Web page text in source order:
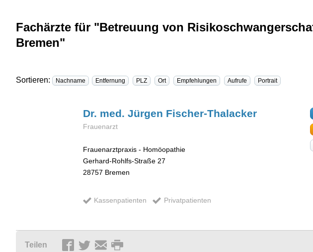
Fachärzte für "Betreuung von
Bremen"
Sortieren: Nachname Entfernung PLZ Ort Empfehlungen Aufrufe Portrait
Dr. med. Jürgen Fischer-Thalacker
Frauenarzt
Frauenarztpraxis - Homöopathie
Gerhard-Rohlfs-Straße 27
28757 Bremen
Kassenpatienten Privatpatienten
Teilen